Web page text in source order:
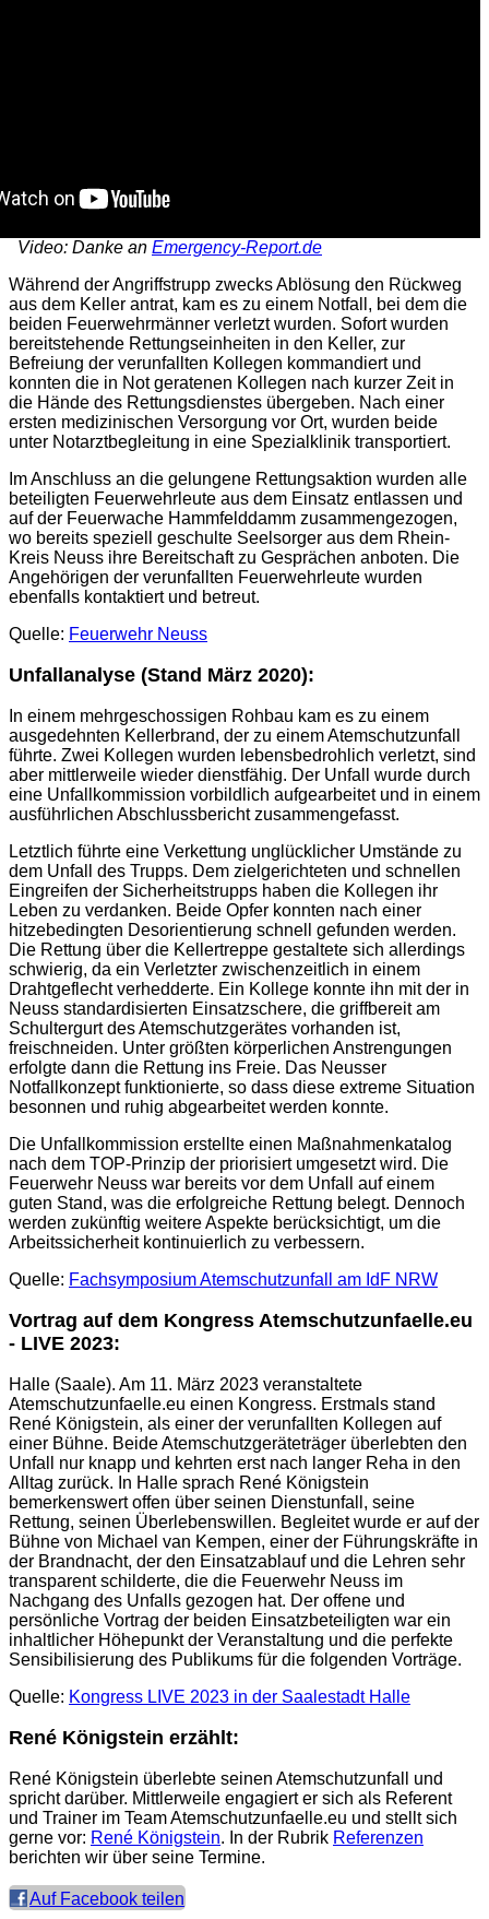
Video: Danke an Emergency-Report.de
Während der Angriffstrupp zwecks Ablösung den Rückweg
aus dem Keller antrat, kam es zu einem Notfall, bei dem die
beiden Feuerwehrmänner verletzt wurden. Sofort wurden
bereitstehende Rettungseinheiten in den Keller, zur
Befreiung der verunfallten Kollegen kommandiert und
konnten die in Not geratenen Kollegen nach kurzer Zeit in
die Hände des Rettungsdienstes übergeben. Nach einer
ersten medizinischen Versorgung vor Ort, wurden beide
unter Notarztbegleitung in eine Spezialklinik transportiert.
Im Anschluss an die gelungene Rettungsaktion wurden alle
beteiligten Feuerwehrleute aus dem Einsatz entlassen und
auf der Feuerwache Hammfelddamm zusammengezogen,
wo bereits speziell geschulte Seelsorger aus dem Rhein-
Kreis Neuss ihre Bereitschaft zu Gesprächen anboten. Die
Angehörigen der verunfallten Feuerwehrleute wurden
ebenfalls kontaktiert und betreut.
Quelle: Feuerwehr Neuss
Unfallanalyse (Stand März 2020):
In einem mehrgeschossigen Rohbau kam es zu einem
ausgedehnten Kellerbrand, der zu einem Atemschutzunfall
führte. Zwei Kollegen wurden lebensbedrohlich verletzt, sind
aber mittlerweile wieder dienstfähig. Der Unfall wurde durch
eine Unfallkommission vorbildlich aufgearbeitet und in einem
ausführlichen Abschlussbericht zusammengefasst.
Letztlich führte eine Verkettung unglücklicher Umstände zu
dem Unfall des Trupps. Dem zielgerichteten und schnellen
Eingreifen der Sicherheitstrupps haben die Kollegen ihr
Leben zu verdanken. Beide Opfer konnten nach einer
hitzebedingten Desorientierung schnell gefunden werden.
Die Rettung über die Kellertreppe gestaltete sich allerdings
schwierig, da ein Verletzter zwischenzeitlich in einem
Drahtgeflecht verhedderte. Ein Kollege konnte ihn mit der in
Neuss standardisierten Einsatzschere, die griffbereit am
Schultergurt des Atemschutzgerätes vorhanden ist,
freischneiden. Unter größten körperlichen Anstrengungen
erfolgte dann die Rettung ins Freie. Das Neusser
Notfallkonzept funktionierte, so dass diese extreme Situation
besonnen und ruhig abgearbeitet werden konnte.
Die Unfallkommission erstellte einen Maßnahmenkatalog
nach dem TOP-Prinzip der priorisiert umgesetzt wird. Die
Feuerwehr Neuss war bereits vor dem Unfall auf einem
guten Stand, was die erfolgreiche Rettung belegt. Dennoch
werden zukünftig weitere Aspekte berücksichtigt, um die
Arbeitssicherheit kontinuierlich zu verbessern.
Quelle: Fachsymposium Atemschutzunfall am IdF NRW
Vortrag auf dem Kongress Atemschutzunfaelle.eu
- LIVE 2023:
Halle (Saale). Am 11. März 2023 veranstaltete
Atemschutzunfaelle.eu einen Kongress. Erstmals stand
René Königstein, als einer der verunfallten Kollegen auf
einer Bühne. Beide Atemschutzgeräteträger überlebten den
Unfall nur knapp und kehrten erst nach langer Reha in den
Alltag zurück. In Halle sprach René Königstein
bemerkenswert offen über seinen Dienstunfall, seine
Rettung, seinen Überlebenswillen. Begleitet wurde er auf der
Bühne von Michael van Kempen, einer der Führungskräfte in
der Brandnacht, der den Einsatzablauf und die Lehren sehr
transparent schilderte, die die Feuerwehr Neuss im
Nachgang des Unfalls gezogen hat. Der offene und
persönliche Vortrag der beiden Einsatzbeteiligten war ein
inhaltlicher Höhepunkt der Veranstaltung und die perfekte
Sensibilisierung des Publikums für die folgenden Vorträge.
Quelle: Kongress LIVE 2023 in der Saalestadt Halle
René Königstein erzählt:
René Königstein überlebte seinen Atemschutzunfall und
spricht darüber. Mittlerweile engagiert er sich als Referent
und Trainer im Team Atemschutzunfaelle.eu und stellt sich
gerne vor: René Königstein. In der Rubrik Referenzen
berichten wir über seine Termine.
Auf Facebook teilen